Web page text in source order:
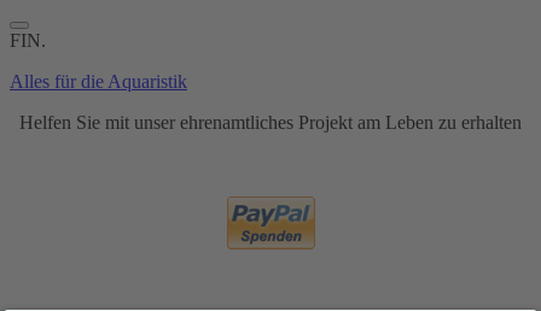
FIN.
Alles für die Aquaristik
Helfen Sie mit unser ehrenamtliches Projekt am Leben zu erhalten